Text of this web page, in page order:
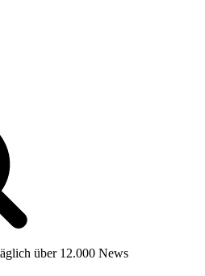
über 12.000 News